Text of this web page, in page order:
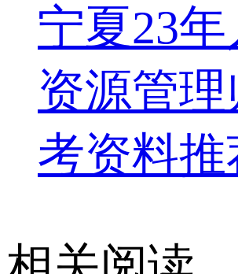
宁夏23年
资源管理
考资料推